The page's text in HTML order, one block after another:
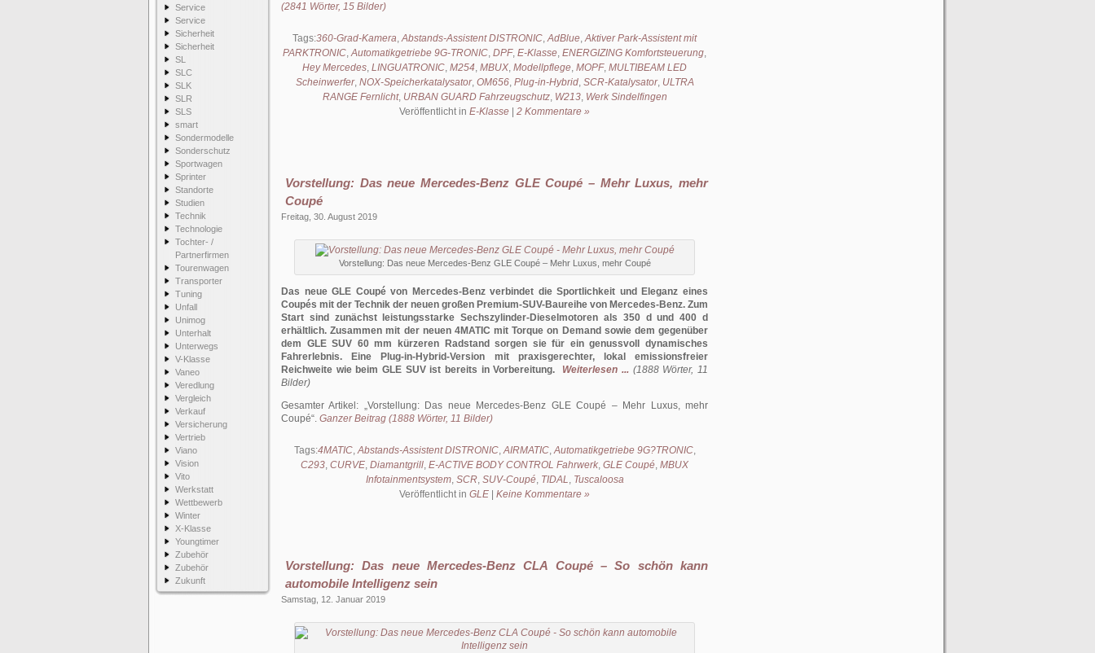
Service
Service
Sicherheit
Sicherheit
SL
SLC
SLK
SLR
SLS
smart
Sondermodelle
Sonderschutz
Sportwagen
Sprinter
Standorte
Studien
Technik
Technologie
Tochter- /
Partnerfirmen
Tourenwagen
Transporter
Tuning
Unfall
Unimog
Unterhalt
Unterwegs
V-Klasse
Vaneo
Veredlung
Vergleich
Verkauf
Versicherung
Vertrieb
Viano
Vision
Vito
Werkstatt
Wettbewerb
Winter
X-Klasse
Youngtimer
Zubehör
Zubehör
Zukunft
(2841 Wörter, 15 Bilder)
Tags:360-Grad-Kamera,Abstands-Assistent DISTRONIC,AdBlue,Aktiver Park-Assistent mit
PARKTRONIC,Automatikgetriebe 9G-TRONIC, DPF, E-Klasse, ENERGIZING Komfortsteuerung,
Hey Mercedes, LINGUATRONIC, M254, MBUX, Modellpflege, MOPF, MULTIBEAM LED
Scheinwerfer, NOX-Speicherkatalysator, OM656, Plug-in-Hybrid, SCR-Katalysator, ULTRA
RANGE Fernlicht, URBAN GUARD Fahrzeugschutz, W213, Werk Sindelfingen
Veröffentlicht in E-Klasse 2 Kommentare »
Vorstellung: Das neue Mercedes-Benz GLE Coupé – Mehr Luxus, mehr
Coupé
Freitag, 30. August 2019
Vorstellung: Das neue Mercedes-Benz GLE Coupé – Mehr Luxus, mehr Coupé
Das neue GLE Coupé von Mercedes-Benz verbindet die Sportlichkeit und Eleganz eines
Coupés mit der Technik der neuen großen Premium-SUV-Baureihe von Mercedes-Benz. Zum
Start sind zunächst leistungsstarke Sechszylinder-Dieselmotoren als 350 d und 400 d
erhältlich. Zusammen mit der neuen 4MATIC mit Torque on Demand sowie dem gegenüber
dem GLE SUV 60 mm kürzeren Radstand sorgen sie für ein genussvoll dynamisches
Fahrerlebnis. Eine Plug-in-Hybrid-Version mit praxisgerechter, lokal emissionsfreier
Reichweite wie beim GLE SUV ist bereits in Vorbereitung.
Weiterlesen ... (1888 Wörter, 11
Bilder)
Gesamter Artikel:
Vorstellung: Das neue Mercedes-Benz GLE Coupé – Mehr Luxus, mehr
Coupé . Ganzer Beitrag (1888 Wörter, 11 Bilder)
Tags:4MATIC,Abstands-Assistent DISTRONIC,AIRMATIC,Automatikgetriebe 9G?TRONIC,
C293, CURVE, Diamantgrill, E-ACTIVE BODY CONTROL Fahrwerk, GLE Coupé, MBUX
Infotainmentsystem, SCR, SUV-Coupé, TIDAL, Tuscaloosa
Veröffentlicht in GLE Keine Kommentare »
Vorstellung: Das neue Mercedes-Benz CLA Coupé – So schön kann
automobile Intelligenz sein
Samstag, 12. Januar 2019